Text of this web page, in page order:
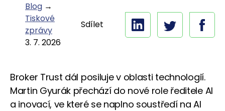
Blog →
Tiskové
zprávy
3. 7. 2026
Sdílet
Broker Trust dál posiluje v oblasti technologií.
Martin Gyurák přechází do nové role ředitele AI
a inovací, ve které se naplno soustředí na AI